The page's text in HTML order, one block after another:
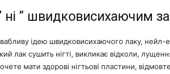
ні ” швидковисихаючим
ідею швидковисихаючого лаку, нейл-
лак сушить нігті, викликає відколи,
мати здорові нігтьові пластини,